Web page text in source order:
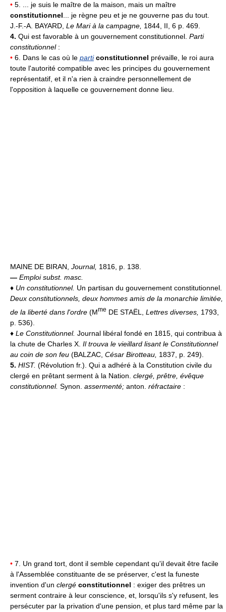
• 5. ... je suis le maître de la maison, mais un maître
constitutionnel ... je règne peu et je ne gouverne pas du tout.
J.-F.-A. BAYARD, Le Mari à la campagne, 1844, II, 6 p. 469.
4. Qui est favorable à un gouvernement constitutionnel. Parti
constitutionnel:
• 6. Dans le cas où le parti constitutionnel prévaille, le roi aura
toute l'autorité compatible avec les principes du gouvernement
représentatif, et il n'a rien à craindre personnellement de
l'opposition à laquelle ce gouvernement donne lieu.
MAINE DE BIRAN, Journal, 1816, p. 138.
— Emploi subst. masc.
♦ Un constitutionnel. Un partisan du gouvernement constitutionnel.
Deux constitutionnels, deux hommes amis de la monarchie limitée,
de la liberté dans l'ordre (Mme DE STAËL, Lettres diverses, 1793,
p. 536).
♦ Le Constitutionnel. Journal libéral fondé en 1815, qui contribua à
la chute de Charles X. Il trouva le vieillard lisant le Constitutionnel
au coin de son feu (BALZAC, César Birotteau, 1837, p. 249).
5. HIST. (Révolution fr.). Qui a adhéré à la Constitution civile du
clergé en prêtant serment à la Nation. clergé, prêtre, évêque
constitutionnel. Synon. assermenté; anton. réfractaire :
• 7. Un grand tort, dont il semble cependant qu'il devait être facile
à l'Assemblée constituante de se préserver, c'est la funeste
invention d'un clergé constitutionnel : exiger des prêtres un
serment contraire à leur conscience, et, lorsqu'ils s'y refusent, les
persécuter par la privation d'une pension, et plus tard même par la